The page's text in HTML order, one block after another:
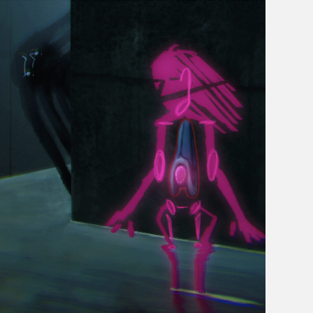
スタンディング・スタンプス
Standing Stamps